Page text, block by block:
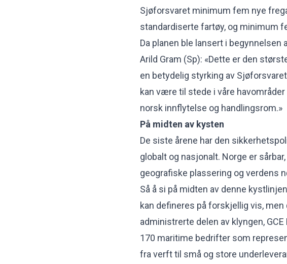
Sjøforsvaret minimum fem nye
standardiserte fartøy, og minimum
Da planen ble lansert i begynnelsen
Arild Gram (Sp): «Dette er den
en betydelig styrking av
kan være til stede i våre
norsk innflytelse og handlingsrom.»
På midten av kysten
De siste årene har den
globalt og nasjonalt. Norge er
geografiske plassering og verdens
Så å si på midten av denne
kan defineres på forskjellig vis,
administrerte delen av klyngen,
170 maritime bedrifter som
fra verft til små og store